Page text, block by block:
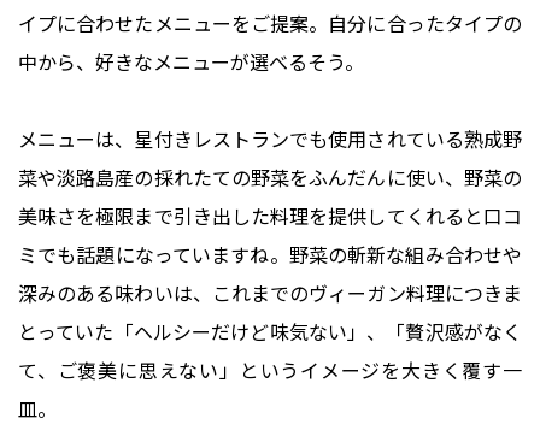
イプに合わせたメニューをご提案。自分に合ったタイプの
中から、好きなメニューが選べるそう。
メニューは、星付きレストランでも使用されている熟成野
菜や淡路島産の採れたての野菜をふんだんに使い、野菜の
美味さを極限まで引き出した料理を提供してくれると口コ
ミでも話題になっていますね。野菜の斬新な組み合わせや
深みのある味わいは、これまでのヴィーガン料理につきま
とっていた「ヘルシーだけど味気ない」、「贅沢感がなく
て、ご褒美に思えない」というイメージを大きく覆す一